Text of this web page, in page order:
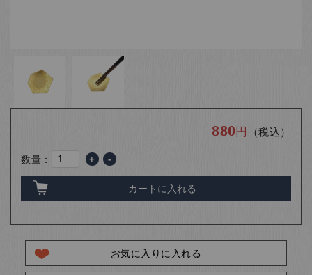
880 円 （税込）
数量： + -
カートに入れる
お気に入りに入れる